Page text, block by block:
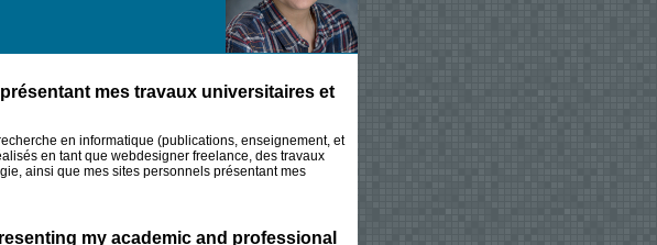
mes travaux universitaires et
en informatique (publications, enseignement, et
en tant que webdesigner freelance, des travaux
ainsi que mes sites personnels présentant mes
my academic and professional